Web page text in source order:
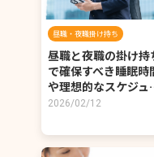
昼職・夜職掛け持ち
昼職と夜職の掛け持
で確保すべき睡眠時
や理想的なスケジ
2026/02/12